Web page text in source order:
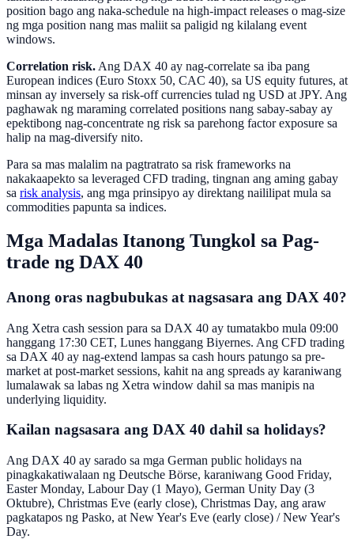
position bago ang naka-schedule na high-impact releases o mag-size
ng mga position nang mas maliit sa paligid ng kilalang event
windows.
Correlation risk. Ang DAX 40 ay nag-correlate sa iba pang
European indices (Euro Stoxx 50, CAC 40), sa US equity futures, at
minsan ay inversely sa risk-off currencies tulad ng USD at JPY. Ang
paghawak ng maraming correlated positions nang sabay-sabay ay
epektibong nag-concentrate ng risk sa parehong factor exposure sa
halip na mag-diversify nito.
Para sa mas malalim na pagtratrato sa risk frameworks na
nakakaapekto sa leveraged CFD trading, tingnan ang aming gabay
sa risk analysis, ang mga prinsipyo ay direktang naililipat mula sa
commodities papunta sa indices.
Mga Madalas Itanong Tungkol sa Pag-
trade ng DAX 40
Anong oras nagbubukas at nagsasara ang DAX 40?
Ang Xetra cash session para sa DAX 40 ay tumatakbo mula 09:00
hanggang 17:30 CET, Lunes hanggang Biyernes. Ang CFD trading
sa DAX 40 ay nag-extend lampas sa cash hours patungo sa pre-
market at post-market sessions, kahit na ang spreads ay karaniwang
lumalawak sa labas ng Xetra window dahil sa mas manipis na
underlying liquidity.
Kailan nagsasara ang DAX 40 dahil sa holidays?
Ang DAX 40 ay sarado sa mga German public holidays na
pinagkakatiwalaan ng Deutsche Börse, karaniwang Good Friday,
Easter Monday, Labour Day (1 Mayo), German Unity Day (3
Oktubre), Christmas Eve (early close), Christmas Day, ang araw
pagkatapos ng Pasko, at New Year's Eve (early close) / New Year's
Day.